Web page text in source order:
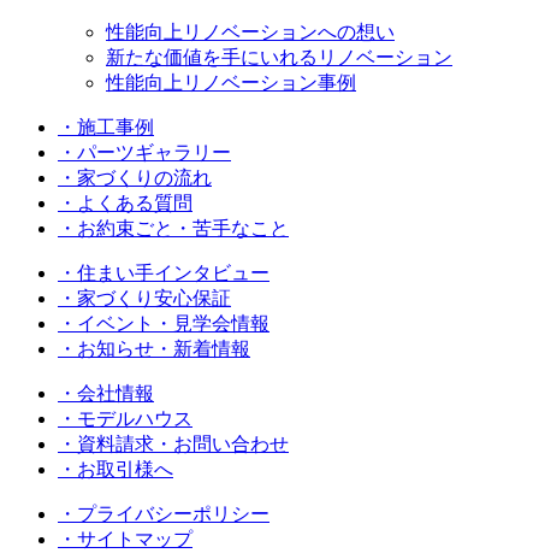
性能向上リノベーションへの想い
新たな価値を手にいれるリノベーション
性能向上リノベーション事例
・施工事例
・パーツギャラリー
・家づくりの流れ
・よくある質問
・お約束ごと・苦手なこと
・住まい手インタビュー
・家づくり安心保証
・イベント・見学会情報
・お知らせ・新着情報
・会社情報
・モデルハウス
・資料請求・お問い合わせ
・お取引様へ
・プライバシーポリシー
・サイトマップ